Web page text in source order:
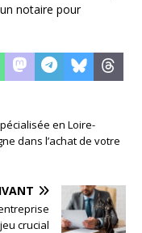
notaire pour
en Loire-
dans l’achat de votre
crucial